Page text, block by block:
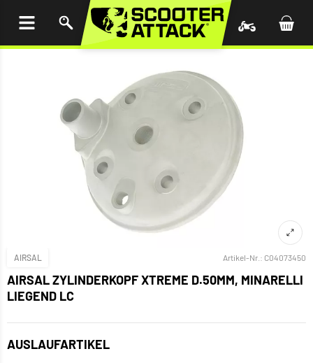
AIRSAL Artikel-Nr.: C04073450
AIRSAL ZYLINDERKOPF XTREME D.50MM, MINARELLI
LIEGEND LC
AUSLAUFARTIKEL